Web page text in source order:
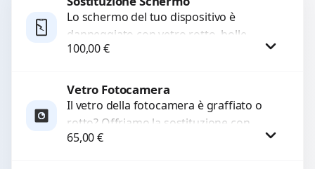
Lo schermo del tuo dispositivo è
danneggiato con vetro rotto, bolle,
macchie, schermo nero o pixel morti?
100,00€
Procedi
Vetro Fotocamera
Il vetro della fotocamera è graffiato o
rotto? Offriamo la sostituzione con
ricambi di alta qualità garantiti per 3
65,00€